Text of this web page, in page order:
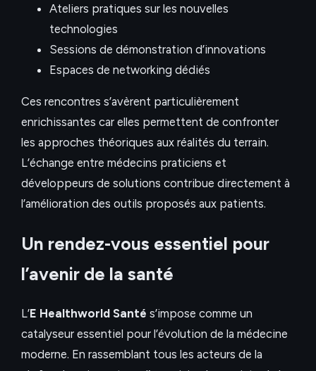
Ateliers pratiques sur les nouvelles
technologies
Sessions de démonstration d’innovations
Espaces de networking dédiés
Ces rencontres s’avèrent particulièrement
enrichissantes car elles permettent de confronter
les approches théoriques aux réalités du terrain.
L’échange entre médecins praticiens et
développeurs de solutions contribue directement à
l’amélioration des outils proposés aux patients.
Un rendez-vous essentiel pour
l’avenir de la santé
L’E Healthworld Santé s’impose comme un
catalyseur essentiel pour l’évolution de la médecine
moderne. En rassemblant tous les acteurs de la